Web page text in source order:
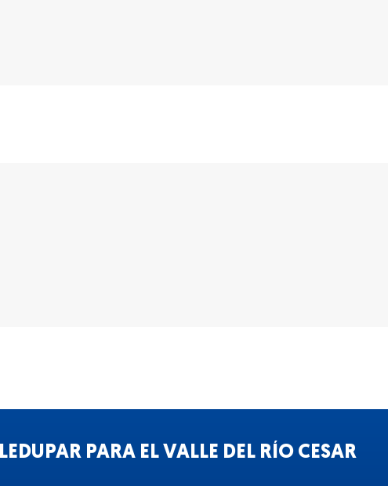
PARA EL VALLE DEL RÍO CESAR